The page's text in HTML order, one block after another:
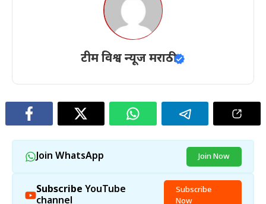
टीम विश्व न्यूज मराठी
Join WhatsApp Join Now
Subscribe YouTube
channel
Subscribe
Now